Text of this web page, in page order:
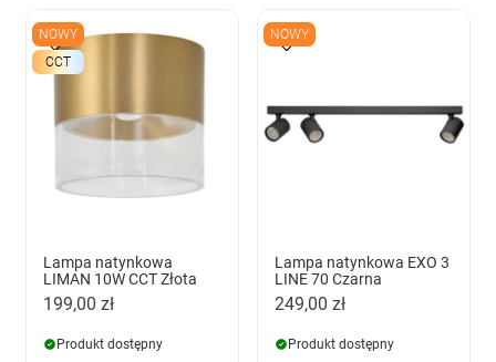
NOWY
CCT
Lampa natynkowa
LIMAN 10W CCT Złota
199,00 zł
Produkt dostępny
NOWY
Lampa natynkowa EXO 3
LINE 70 Czarna
249,00 zł
Produkt dostępny